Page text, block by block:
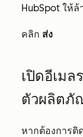
HubSpot ให้ล้
คลิก ส่ง
เปิดอีเม
ตัวผลิตภั
หากต้องการติ